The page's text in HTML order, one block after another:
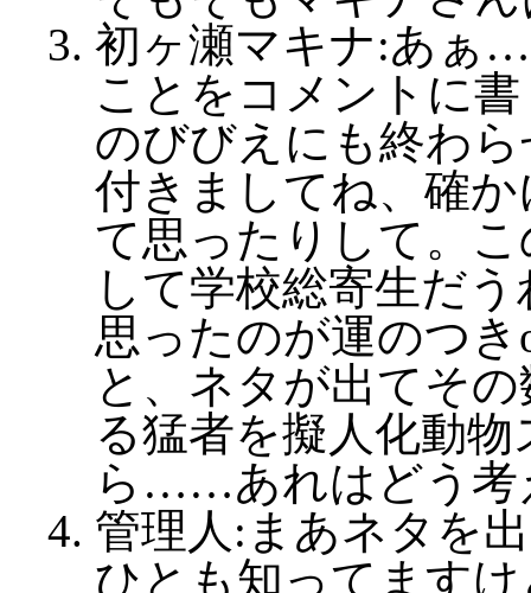
初ヶ瀬マキナ:あぁ
ことをコメントに
のびびえにも終わ
付きましてね、確
て思ったりして。
して学校総寄生だ
思ったのが運のつ
と、ネタが出てそ
る猛者を擬人化動
ら……あれはどう考
管理人:まあネタを
ひとも知ってます